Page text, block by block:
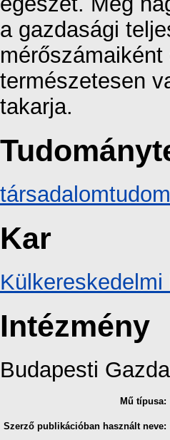
a gazdasági
természetesen
takarja.
Kar
Külkereskedelmi
Intézmény
Budapesti
Mű típusa:
Szerző publikációban használt neve: